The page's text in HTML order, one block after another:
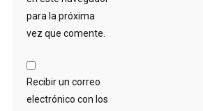
para la próxima
vez que comente.
Recibir un correo
electrónico con los